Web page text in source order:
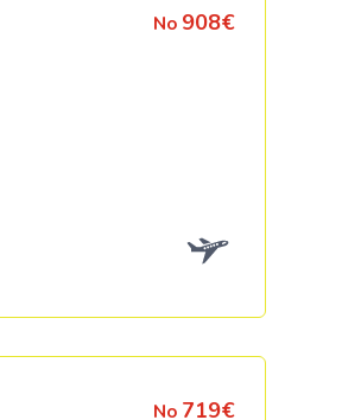
No 908€
No 719€